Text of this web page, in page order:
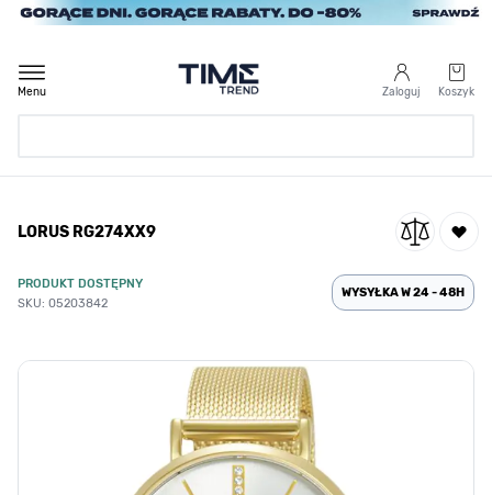
Przejdź do treści
Zaloguj Koszyk
Menu
/ LORUS RG274XX9
LORUS RG274XX9
PRODUKT DOSTĘPNY
SKU: 05203842
WYSYŁKA W 24 - 48H